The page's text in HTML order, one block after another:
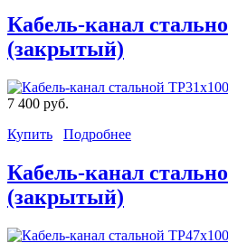
Кабель-канал
(закрытый)
7 400 руб.
Купить
Подробнее
Кабель-канал
(закрытый)